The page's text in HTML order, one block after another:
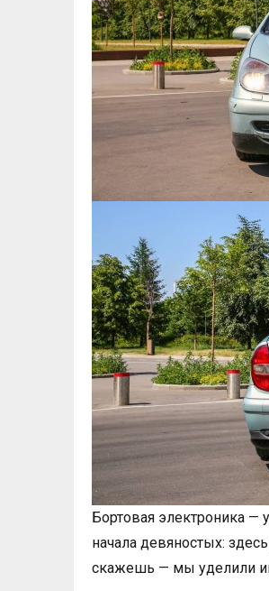
Бортовая электроника —
начала девяностых:
скажешь — мы уделили